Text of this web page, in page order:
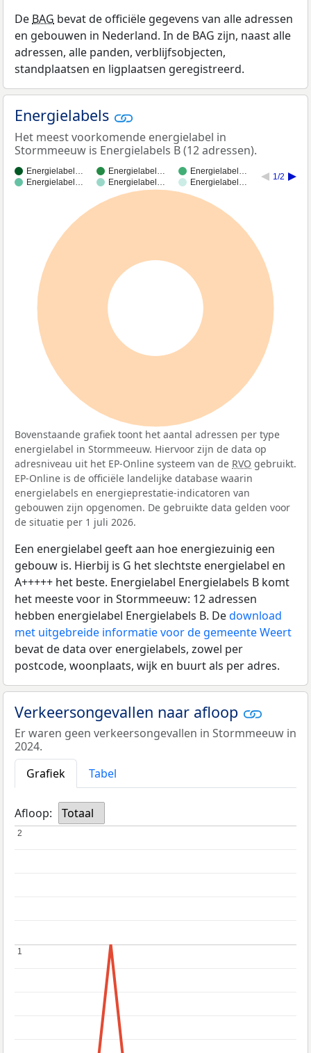
De BAG bevat de officiële gegevens van alle adressen
en gebouwen in Nederland. In de BAG zijn, naast alle
adressen, alle panden, verblijfsobjecten,
standplaatsen en ligplaatsen geregistreerd.
Energielabels
Het meest voorkomende energielabel in
Stormmeeuw is Energielabels B (12 adressen).
Energielabel… Energielabel…
Energielabel…
Energielabel…
Energielabel… Energielabel…
1/2
Bovenstaande grafiek toont het aantal adressen per type
energielabel in Stormmeeuw. Hiervoor zijn de data op
adresniveau uit het EP-Online systeem van de RVO gebruikt.
EP-Online is de officiële landelijke database waarin
energielabels en energieprestatie-indicatoren van
gebouwen zijn opgenomen. De gebruikte data gelden voor
de situatie per 1 juli 2026.
Een energielabel geeft aan hoe energiezuinig een
gebouw is. Hierbij is G het slechtste energielabel en
A+++++ het beste. Energielabel Energielabels B komt
het meeste voor in Stormmeeuw: 12 adressen
hebben energielabel Energielabels B. Dedownload
met uitgebreide informatie voor de gemeente Weert
bevat de data over energielabels, zowel per
postcode, woonplaats, wijk en buurt als per adres.
Verkeersongevallen naar afloop
Er waren geen verkeersongevallen in Stormmeeuw in
2024.
Grafiek
Tabel
Afloop: Totaal
1
1
2
2